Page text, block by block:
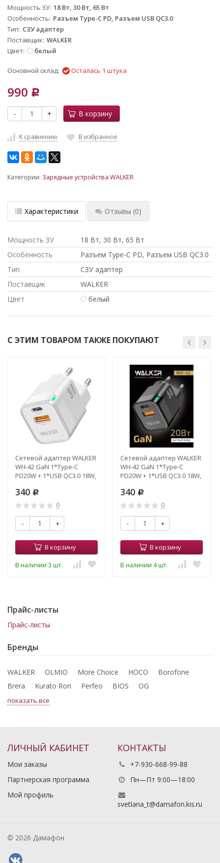
Мощность ЗУ 18 Вт, 30 Вт, 65 Вт
Особенность Разъем Type-C PD, Разъем USB QC3.0
Тип СЗУ адаптер
Поставщик WALKER
Цвет
белый
Основной склад: Осталась 1 штука
990 Р
- + В корзину
К сравнению В избранное
Категории: Зарядные устройства WALKER
Характеристики Отзывы (0)
Мощность ЗУ
18 Вт, 30 Вт, 65 Вт
Особенность
Разъем Type-C PD, Разъем USB QC3.0
Тип
СЗУ адаптер
Поставщик
WALKER
Цвет
белый
С ЭТИМ ТОВАРОМ ТАКЖЕ ПОКУПАЮТ
Сетевой адаптер WALKER
WH-42 GaN 1*Type-C
PD20W + 1*USB QC3.0 18W,
340 Р
0
- +
В корзину
В наличии 3 шт.
Сетевой адаптер WALKER
WH-42 GaN 1*Type-C
PD20W + 1*USB QC3.0 18W,
340 Р
0
- +
В корзину
В наличии 4 шт.
Прайс-листы
Прайс-листы
Бренды
WALKER OLMIO More Choice HOCO
Borofone
Brera
Kurato Rori Perfeo BIOS OG
показать все
ЛИЧНЫЙ КАБИНЕТ
Мои заказы
Партнерская программа
Мой профиль
КОНТАКТЫ
+7-930-668-99-88
Пн—Пт 9:00—18:00
svetlana_t@damafon.kis.ru
© 2026 Дамафон